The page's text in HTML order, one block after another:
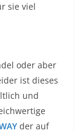
sie viel
oder aber
ist dieses
und
der auf